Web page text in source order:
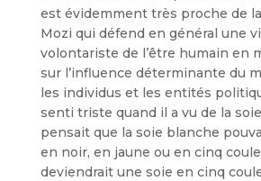
est évidemment très proche de
Mozi qui défend en général une
volontariste de l’être humain en
sur l’influence déterminante du
les individus et les entités
senti triste quand il a vu de la
pensait que la soie blanche
en noir, en jaune ou en cinq
deviendrait une soie en cinq